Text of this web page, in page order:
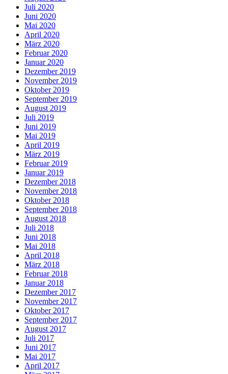
Juli 2020
Juni 2020
Mai 2020
April 2020
März 2020
Februar 2020
Januar 2020
Dezember 2019
November 2019
Oktober 2019
September 2019
August 2019
Juli 2019
Juni 2019
Mai 2019
April 2019
März 2019
Februar 2019
Januar 2019
Dezember 2018
November 2018
Oktober 2018
September 2018
August 2018
Juli 2018
Juni 2018
Mai 2018
April 2018
März 2018
Februar 2018
Januar 2018
Dezember 2017
November 2017
Oktober 2017
September 2017
August 2017
Juli 2017
Juni 2017
Mai 2017
April 2017